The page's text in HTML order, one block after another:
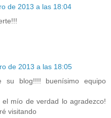
de 2013 a las 18:04
de 2013 a las 18:05
blog!!!! buenísimo equipo
mío de verdad lo agradezco!
visitando